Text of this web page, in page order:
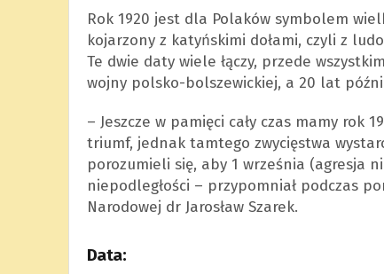
Rok 1920 jest dla Polaków symbolem
kojarzony z katyńskimi dołami, czyli z
Te dwie daty wiele łączy, przede
wojny polsko-bolszewickiej, a 20 lat
– Jeszcze w pamięci cały czas mamy rok
triumf, jednak tamtego zwycięstwa
porozumieli się, aby 1 września (agresja
niepodległości – przypomniał podczas
Narodowej dr Jarosław Szarek.
Data: